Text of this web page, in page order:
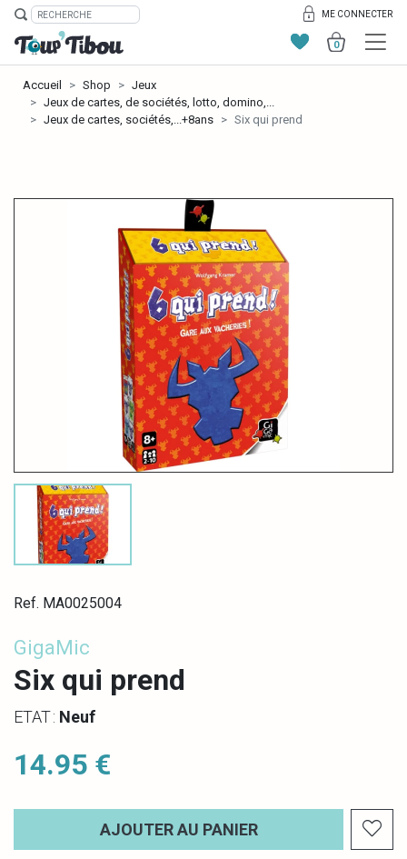
ME CONNECTER
0
Accueil Shop
Jeux
Jeux de cartes, de sociétés, lotto, domino,...
Jeux de cartes, sociétés,...+8ans
Six qui prend
Ref. MA0025004
GigaMic
Six qui prend
ETAT : Neuf
14.95 €
AJOUTER AU PANIER